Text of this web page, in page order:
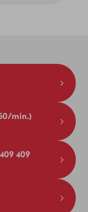
min.)
409